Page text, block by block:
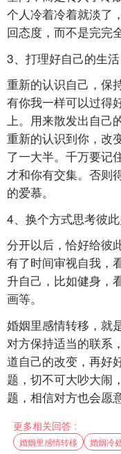
个人冷着冷着就淡了
回态度，而不是完完
3、打理好自己的生活
重新的认识自己，保
有你我一样可以过得
上。用来散发出自己
重新的认识到你，改
了一大半。千万要记
才和你有交集。否则
的爱慕。
4、换个方式思考彼
分开以后，恰好给彼
有了时间审视自我，
升自己，比如健身，
画等。
婚姻里感情转移，就
对方保持适当的联系
道自己的改变，再好
题，切不可大吵大闹
题，相信对方也会愿
更多相关回答 :
婚姻里感情转移 婚姻冷